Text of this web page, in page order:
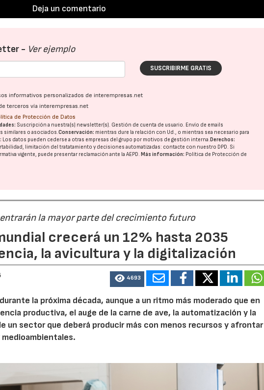
Deja un comentario
- Ver ejemplo
SUSCRIBIRME GRATIS
informativos personalizados de interempresas.net
terceros vía interempresas.net
de Protección de Datos
Suscripción a nuestra(s) newsletter(s). Gestión de cuenta de usuario. Envío de emails
similares o asociados.Conservación: mientras dure la relación con Ud., o mientras sea necesario para
Los datos pueden cederse a otras empresas del grupo por motivos de gestión interna. Derechos:
limitación del tratatamiento y decisiones automatizadas: contacte con nuestro DPD. Si
vigente, puede presentar reclamación ante laAEPD. Más información: Política de Protección de
la mayor parte del crecimiento futuro
crecerá un 12% hasta 2035
la avicultura y la digitalización
4693
la próxima década, aunque a un ritmo más moderado que en
productiva, el auge de la carne de ave, la automatización y la
un sector que deberá producir más con menos recursos y afrontar